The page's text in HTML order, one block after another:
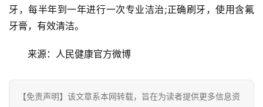
牙，每半年到一年进行一次专业洁治;正确刷牙，使用含氟
牙膏，有效清洁。
来源：人民健康官方微博
【免责声明】该文章系本网转载，旨在为读者提供更多信息资